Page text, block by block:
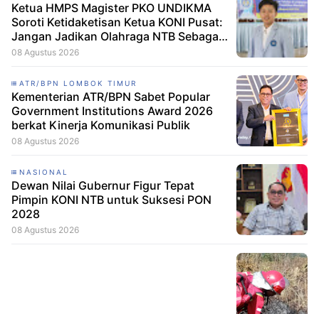
Ketua HMPS Magister PKO UNDIKMA
Soroti Ketidaketisan Ketua KONI Pusat:
Jangan Jadikan Olahraga NTB Sebagai
Arena Kepentingan Sesaat
08 Agustus 2026
ATR/BPN LOMBOK TIMUR
Kementerian ATR/BPN Sabet Popular
Government Institutions Award 2026
berkat Kinerja Komunikasi Publik
08 Agustus 2026
NASIONAL
Dewan Nilai Gubernur Figur Tepat
Pimpin KONI NTB untuk Suksesi PON
2028
08 Agustus 2026